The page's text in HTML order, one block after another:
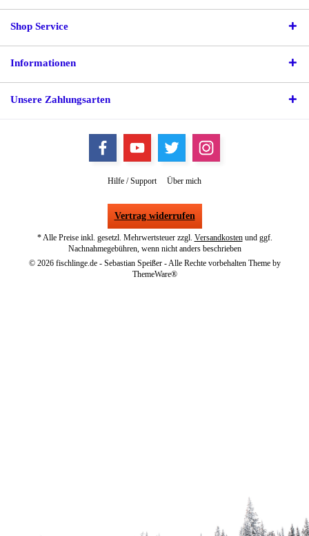
Shop Service
Informationen
Unsere Zahlungsarten
Hilfe / Support Über mich
Vertrag widerrufen
* Alle Preise inkl. gesetzl. Mehrwertsteuer zzgl. Versandkostenund ggf.
Nachnahmegebühren, wenn nicht anders beschrieben
© 2026 fischlinge.de - Sebastian Speißer - Alle Rechte vorbehalten Theme by
ThemeWare®